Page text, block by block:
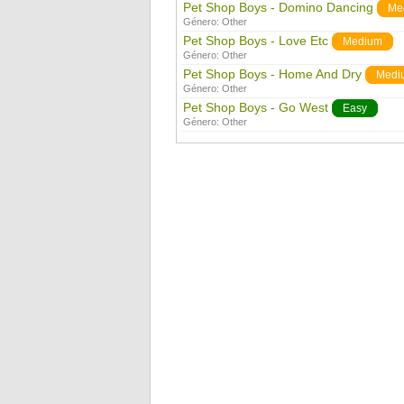
Pet Shop Boys - Domino Dancing
Género: Other
Pet Shop Boys - Love Etc Medium
Género: Other
Pet Shop Boys - Home And Dry
Género: Other
Pet Shop Boys - Go West Easy
Género: Other